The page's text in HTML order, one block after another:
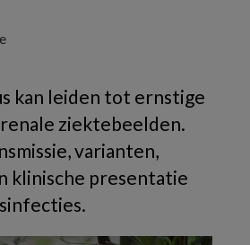
kan leiden tot ernstige
ziektebeelden.
varianten,
klinische presentatie